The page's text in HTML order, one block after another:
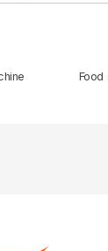
Food